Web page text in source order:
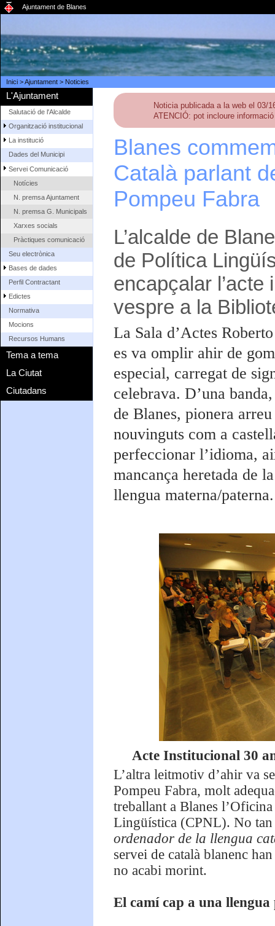
Ajuntament de Blanes
Inici>Ajuntament> Noticies
L'Ajuntament
Salutació de l'Alcalde
Organització institucional
La institució
Dades del Municipi
Servei Comunicació
Notícies
N. premsa Ajuntament
N. premsa G. Municipals
Xarxes socials
Pràctiques comunicació
Seu electrònica
Bases de dades
Perfil Contractant
Edictes
Normativa
Mocions
Recursos Humans
Tema a tema
La Ciutat
Ciutadans
Noticia publicada a la web el 03/
ATENCIÓ: pot incloure
Blanes
Català parlant
Pompeu Fabra
L’alcalde de
de Política
encapçalar
vespre a la
La Sala d’Actes
es va omplir ahir de
especial, carregat de
celebrava. D’una
de Blanes, pionera
nouvinguts com a
perfeccionar l’idioma,
mancança heretada de
llengua materna/paterna.
Acte Institucional 30
L’altra leitmotiv d’ahir va
Pompeu Fabra, molt
treballant a Blanes
Lingüística (CPNL). No tan
ordenador de la llengua
servei de català blanenc
no acabi morint.
El camí cap a una